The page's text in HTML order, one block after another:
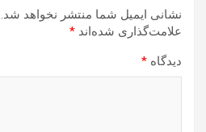
نشانی ایمیل شما منتشر نخواهد شد.
علامت‌گذاری شده‌اند *
دیدگاه *